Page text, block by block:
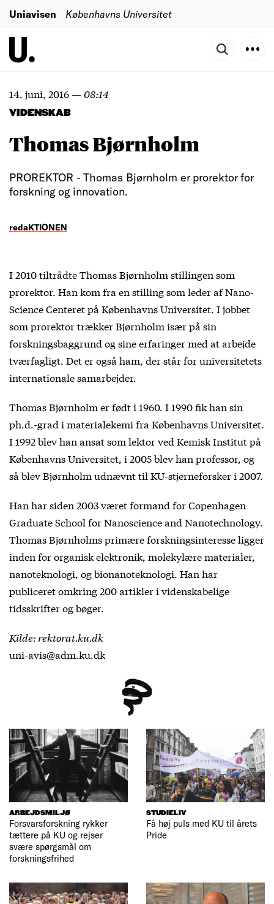
Uniavisen Københavns Universitet
14. juni, 2016—08:14
VIDENSKAB
Thomas Bjørnholm
PROREKTOR - Thomas Bjørnholm er prorektor for
forskning og innovation.
redaKTIONEN
I 2010 tiltrådte Thomas Bjørnholm stillingen som
prorektor. Han kom fra en stilling som leder af Nano-
Science Centeret på Københavns Universitet. I jobbet
som prorektor trækker Bjørnholm især på sin
forskningsbaggrund og sine erfaringer med at arbejde
tværfagligt. Det er også ham, der står for universitetets
internationale samarbejder.
Thomas Bjørnholm er født i 1960. I 1990 fik han sin
ph.d.-grad i materialekemi fra Københavns Universitet.
I 1992 blev han ansat som lektor ved Kemisk Institut på
Københavns Universitet, i 2005 blev han professor, og
så blev Bjørnholm udnævnt til KU-stjerneforsker i 2007.
Han har siden 2003 været formand for Copenhagen
Graduate School for Nanoscience and Nanotechnology.
Thomas Bjørnholms primære forskningsinteresse ligger
inden for organisk elektronik, molekylære materialer,
nanoteknologi, og bionanoteknologi. Han har
publiceret omkring 200 artikler i videnskabelige
tidsskrifter og bøger.
Kilde: rektorat.ku.dk
uni-avis@adm.ku.dk
ARBEJDSMILJØ
Forsvarsforskning rykker
tættere på KU og rejser
svære spørgsmål om
forskningsfrihed
STUDIELIV
Få høj puls med KU til årets
Pride